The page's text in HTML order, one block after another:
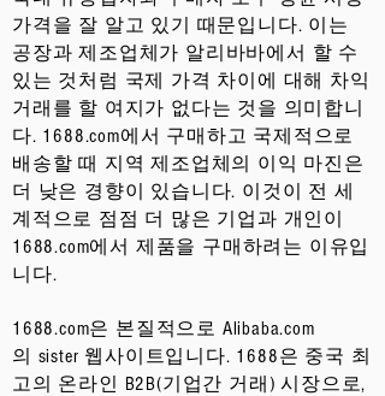
가격을 잘 알고 있기 때문입니다. 이는
공장과 제조업체가 알리바바에서 할 수
있는 것처럼 국제 가격 차이에 대해 차익
거래를 할 여지가 없다는 것을 의미합니
다. 1688.com에서 구매하고 국제적으로
배송할 때 지역 제조업체의 이익 마진은
더 낮은 경향이 있습니다. 이것이 전 세
계적으로 점점 더 많은 기업과 개인이
1688.com에서 제품을 구매하려는 이유입
니다.
1688.com은 본질적으로 Alibaba.com
의 sister 웹사이트입니다. 1688은 중국 최
고의 온라인 B2B(기업간 거래) 시장으로,